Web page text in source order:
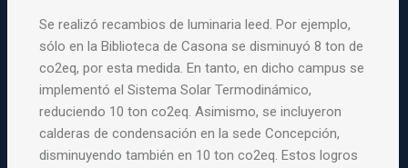
Se realizó recambios de luminaria leed. Por ejemplo,
sólo en la Biblioteca de Casona se disminuyó 8 ton de
co2eq, por esta medida. En tanto, en dicho campus se
implementó el Sistema Solar Termodinámico,
reduciendo 10 ton co2eq. Asimismo, se incluyeron
calderas de condensación en la sede Concepción,
disminuyendo también en 10 ton co2eq. Estos logros